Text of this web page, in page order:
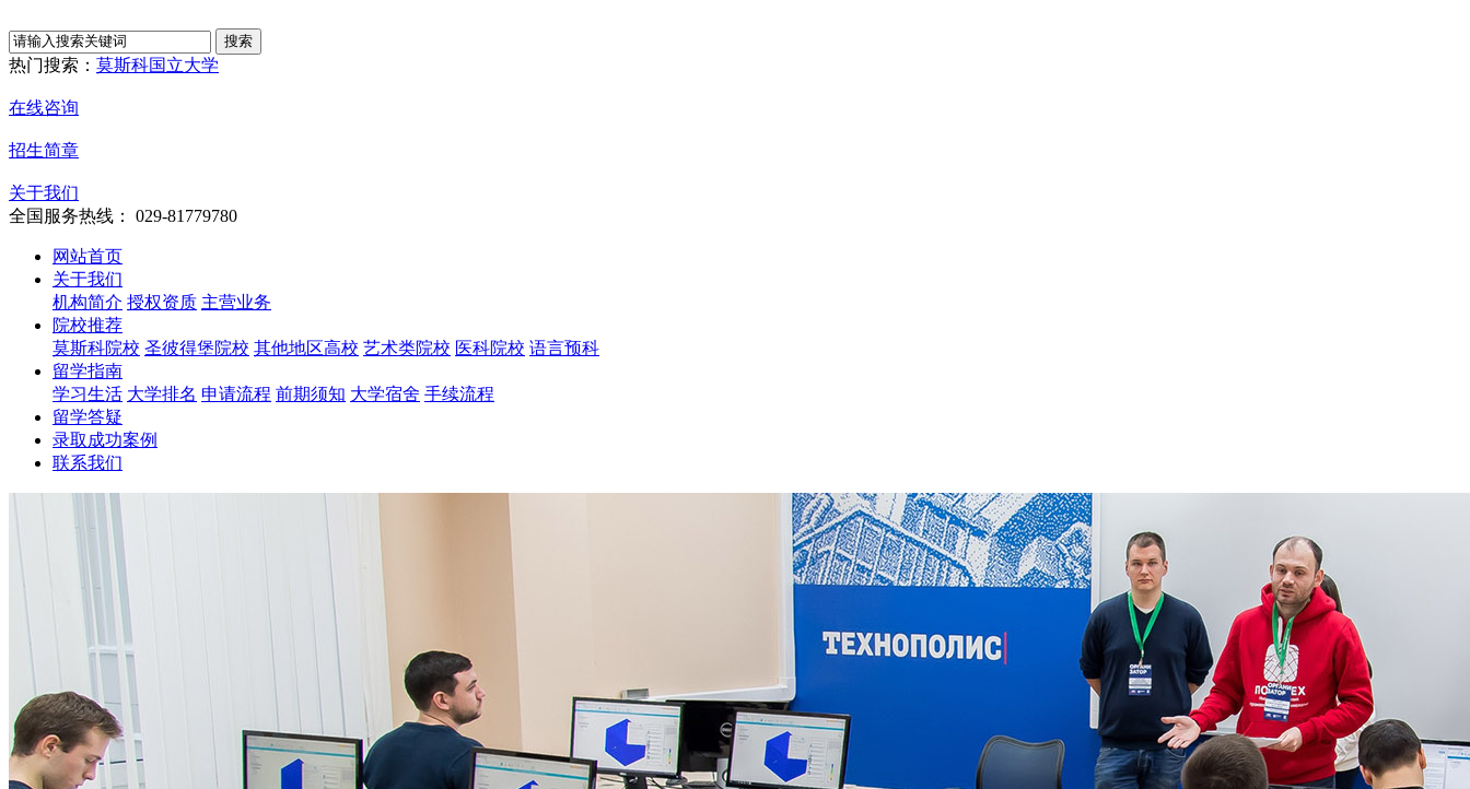
热门搜索： 莫斯科国立大学
在线咨询
招生简章
关于我们
全国服务热线： 029-81779780
网站首页
关于我们
机构简介 授权资质 主营业务
院校推荐
莫斯科院校 圣彼得堡院校 其他地区高校 艺术类院校 医科院校 语言预科
留学指南
学习生活 大学排名 申请流程 前期须知 大学宿舍 手续流程
留学答疑
录取成功案例
联系我们